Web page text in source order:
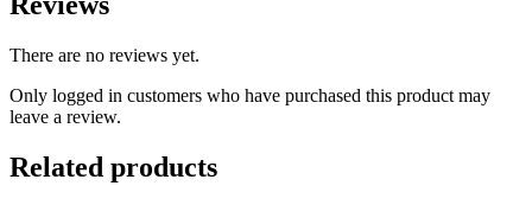
There are no reviews yet.
Only logged in customers who have purchased this product may
leave a review.
Related products